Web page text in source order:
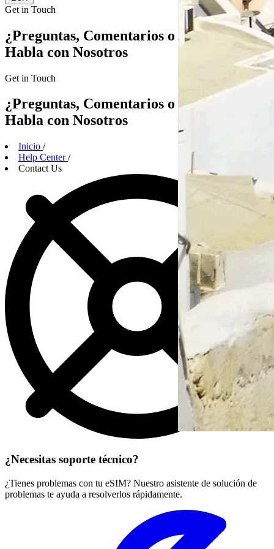
Get in Touch
¿Preguntas, Comentarios o Alianzas?
Habla con Nosotros
Get in Touch
¿Preguntas, Comentarios o Alianzas?
Habla con Nosotros
Inicio /
Help Center /
Contact Us
¿Necesitas soporte técnico?
¿Tienes problemas con tu eSIM? Nuestro asistente de solución de
problemas te ayuda a resolverlos rápidamente.